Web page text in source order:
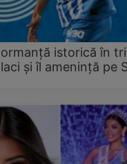
istorică în
și îl amenință pe